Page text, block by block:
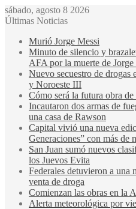
sábado, agosto 8 2026
Últimas Noticias
Murió Jorge Messi
Minuto de silencio y
AFA por la muerte de Jorge
Nuevo secuestro de drogas
y Noroeste III
Cómo será la futura obra
Incautaron dos armas de
una casa de Rawson
Capital vivió una nueva
Generaciones” con más de
San Juan sumó nuevos
los Juevos Evita
Federales detuvieron a una
venta de droga
Comienzan las obras en la
Alerta meteorológica por